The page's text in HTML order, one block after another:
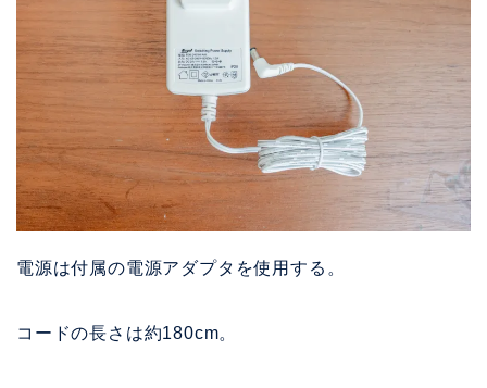
電源は付属の電源アダプタを使用する。
コードの長さは約180cm。